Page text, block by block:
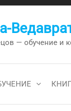
— обучение и